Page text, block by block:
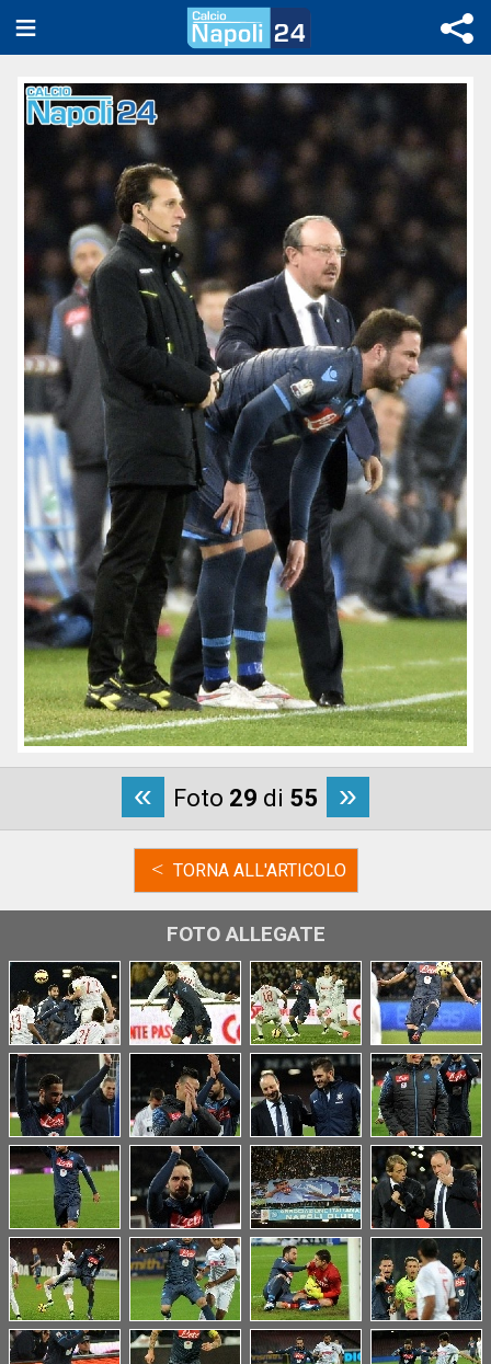
« Foto 29 di 55 »
< TORNA ALL'ARTICOLO
FOTO ALLEGATE